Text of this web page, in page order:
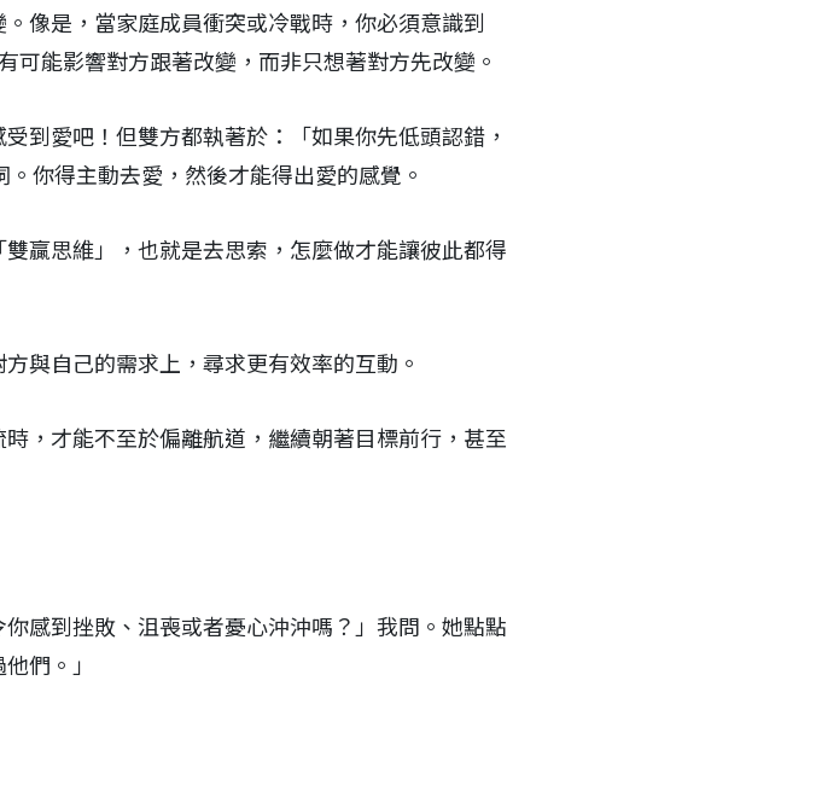
像是，當家庭成員衝突或冷戰時，你必須意識到
可能影響對方跟著改變，而非只想著對方先改變。
到愛吧！但雙方都執著於：「如果你先低頭認錯，
你得主動去愛，然後才能得出愛的感覺。
贏思維」，也就是去思索，怎麼做才能讓彼此都得
與自己的需求上，尋求更有效率的互動。
，才能不至於偏離航道，繼續朝著目標前行，甚至
感到挫敗、沮喪或者憂心沖沖嗎？」我問。她點點
們。」